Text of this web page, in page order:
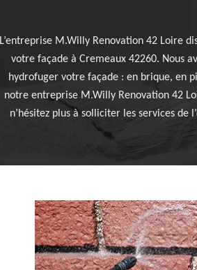
L’entreprise M.Willy Renovation 42 Loire
votre façade à Cremeaux 42260. Nous
hydrofuger votre façade : en brique, en
notre entreprise M.Willy Renovation 42
n’hésitez plus à solliciter les services